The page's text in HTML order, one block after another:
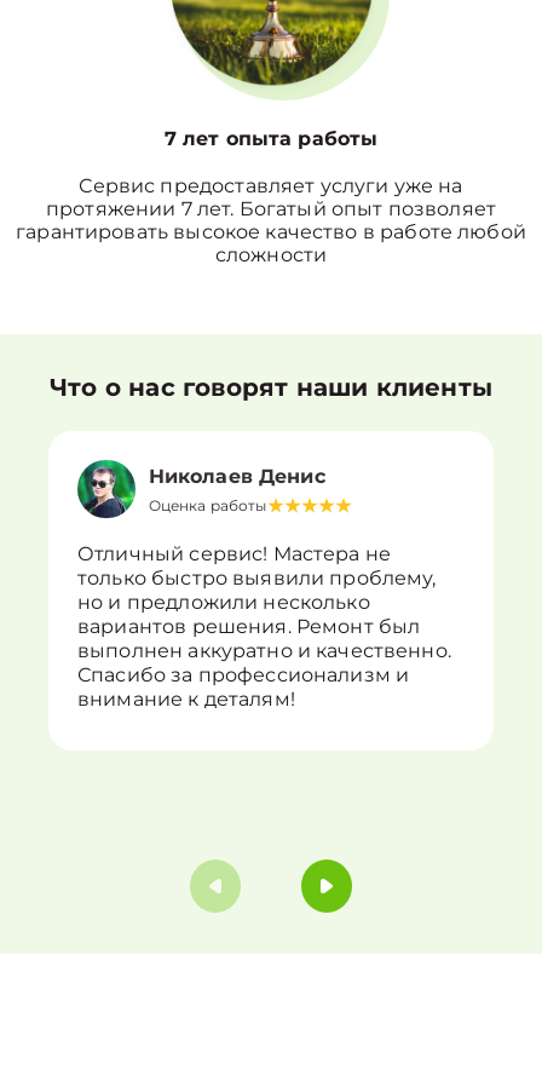
7 лет опыта работы
Сервис предоставляет услуги уже на
протяжении 7 лет. Богатый опыт позволяет
гарантировать высокое качество в работе любой
сложности
Что о нас говорят наши клиенты
Николаев Денис
Оценка работы
Отличный сервис! Мастера не
только быстро выявили проблему,
но и предложили несколько
вариантов решения. Ремонт был
выполнен аккуратно и качественно.
Спасибо за профессионализм и
внимание к деталям!